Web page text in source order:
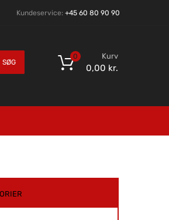
Kundeservice: +45 60 80 90 90
SØG
Kurv
0,00 kr.
0